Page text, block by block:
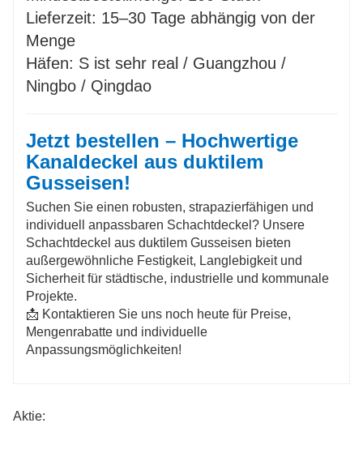
Lieferzeit: 15–30 Tage abhängig von der
Menge
Häfen: S ist sehr real / Guangzhou /
Ningbo / Qingdao
Jetzt bestellen – Hochwertige
Kanaldeckel aus duktilem
Gusseisen!
Suchen Sie einen robusten, strapazierfähigen und
individuell anpassbaren Schachtdeckel? Unsere
Schachtdeckel aus duktilem Gusseisen bieten
außergewöhnliche Festigkeit, Langlebigkeit und
Sicherheit für städtische, industrielle und kommunale
Projekte.
📩 Kontaktieren Sie uns noch heute für Preise,
Mengenrabatte und individuelle
Anpassungsmöglichkeiten!
Aktie: